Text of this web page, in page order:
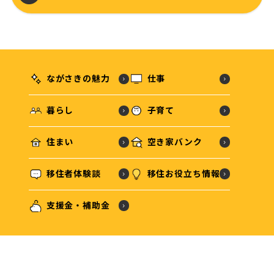
ながさきの魅力 仕事
暮らし 子育て
住まい 空き家バンク
移住者体験談 移住お役立ち情報
支援金・補助金